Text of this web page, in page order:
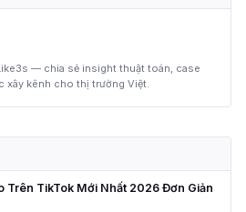
— chia sẻ insight thuật toán, case
xây kênh cho thị trường Việt.
Trên TikTok Mới Nhất 2026 Đơn Giản